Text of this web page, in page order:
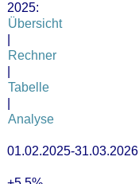
2025:
Übersicht
Rechner
Tabelle
Analyse
01.02.2025-31.03.2026